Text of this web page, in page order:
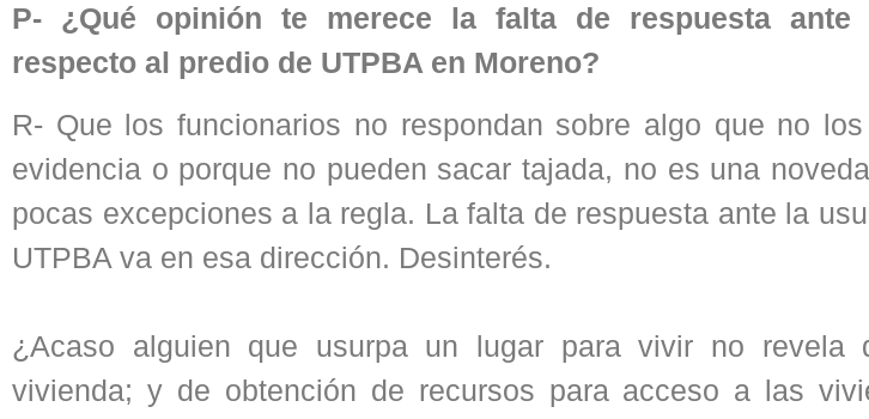
P- ¿Qué opinión te merece la falta de respuesta ante
respecto al predio de UTPBA en Moreno?
R- Que los funcionarios no respondan sobre algo que no
evidencia o porque no pueden sacar tajada, no es una
pocas excepciones a la regla. La falta de respuesta ante la
UTPBA va en esa dirección. Desinterés.
¿Acaso alguien que usurpa un lugar para vivir no revela
vivienda; y de obtención de recursos para acceso a las